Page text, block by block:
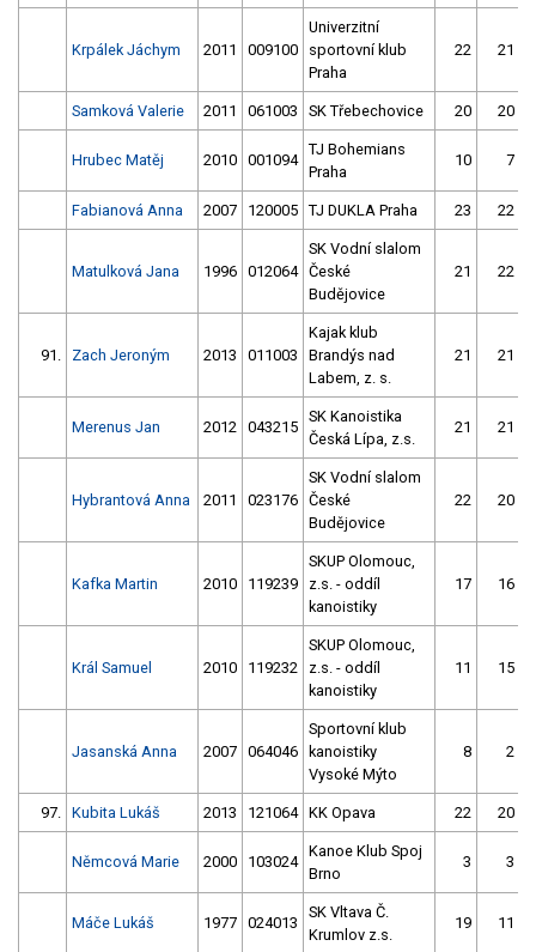
Krpálek Jáchym 2011 009100
Univerzitní
sportovní klub
Praha
22 21
Samková Valerie 2011 061003 SK Třebechovice 20 20
Hrubec Matěj 2010 001094
TJ Bohemians
Praha
10 7
Fabianová Anna 2007 120005 TJ DUKLA Praha 23 22
Matulková Jana 1996 012064
SK Vodní slalom
České
Budějovice
21 22
91. Zach Jeroným 2013 011003
Kajak klub
Brandýs nad
Labem, z. s.
21 21
Merenus Jan 2012 043215
SK Kanoistika
Česká Lípa, z.s.
21 21
Hybrantová Anna 2011 023176
SK Vodní slalom
České
Budějovice
22 20
Kafka Martin 2010 119239
SKUP Olomouc,
z.s. - oddíl
kanoistiky
17 16
Král Samuel 2010 119232
SKUP Olomouc,
z.s. - oddíl
kanoistiky
11 15
Jasanská Anna 2007 064046
Sportovní klub
kanoistiky
Vysoké Mýto
8 2
97. Kubita Lukáš 2013 121064 KK Opava 22 20
Němcová Marie 2000 103024
Kanoe Klub Spoj
Brno
3 3
Máče Lukáš 1977 024013
SK Vltava Č.
Krumlov z.s.
19 11